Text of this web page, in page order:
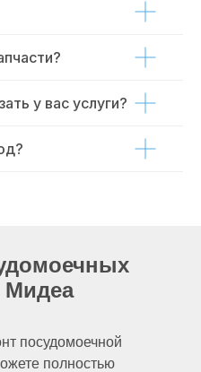
у вас услуги?
посудомоечной
полностью